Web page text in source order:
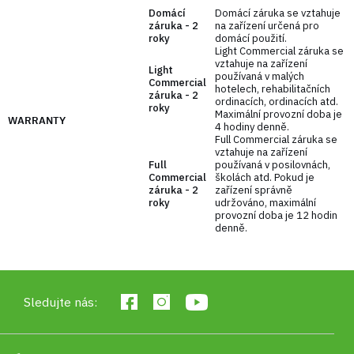
– ocelová rýhovaná rukojeť o
průměru 34 mm zajišťuje stabilní držení i při
dynamických pohybech.
– litinové jádro s tlustou
gumovou vrstvou chrání podlahu a snižuje
hluk.
– konce zabraňují kutálení,
ideální pro kliky na činkách a cviky vyžadující
Přesné zpracování– hmotnostní tolerance 5
% zaručuje skutečnou hmotnost blízkou
WARRANTY
Domácí
záruka - 2
roky
Domácí záruka se vztahuje
na zařízení určená pro
domácí použití.
Light
Commercial
záruka - 2
roky
Light Commercial záruka se
vztahuje na zařízení
používaná v malých
hotelech, rehabilitačních
ordinacích, ordinacích atd.
Maximální provozní doba je
4 hodiny denně.
Full
Commercial
záruka - 2
roky
Full Commercial záruka se
vztahuje na zařízení
používaná v posilovnách,
školách atd. Pokud je
zařízení správně
udržováno, maximální
provozní doba je 12 hodin
denně.
Sledujte nás: